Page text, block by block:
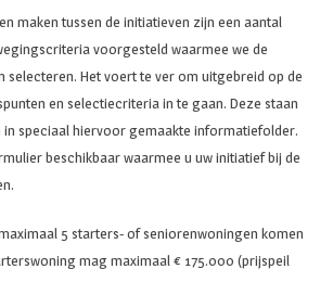
maken tussen de initiatieven zijn een aantal
voorgesteld waarmee we de
selecteren. Het voert te ver om uitgebreid op de
en selectiecriteria in te gaan. Deze staan
speciaal hiervoor gemaakte informatiefolder.
beschikbaar waarmee u uw initiatief bij de
5 starters- of seniorenwoningen komen
mag maximaal € 175.000 (prijspeil